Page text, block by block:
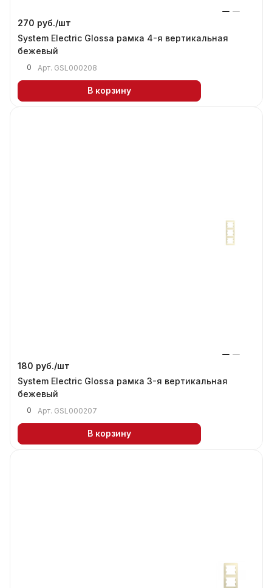
270 руб./шт
System Electric Glossa рамка 4-я вертикальная
бежевый
0 Арт. GSL000208
В корзину
180 руб./шт
System Electric Glossa рамка 3-я вертикальная
бежевый
0 Арт. GSL000207
В корзину